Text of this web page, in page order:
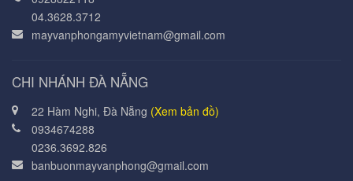
04.3628.3712
mayvanphongamyvietnam@gmail.com
CHI NHÁNH ĐÀ NẴNG
22 Hàm Nghi, Đà Nẵng (Xem bản đồ)
0934674288
0236.3692.826
banbuonmayvanphong@gmail.com